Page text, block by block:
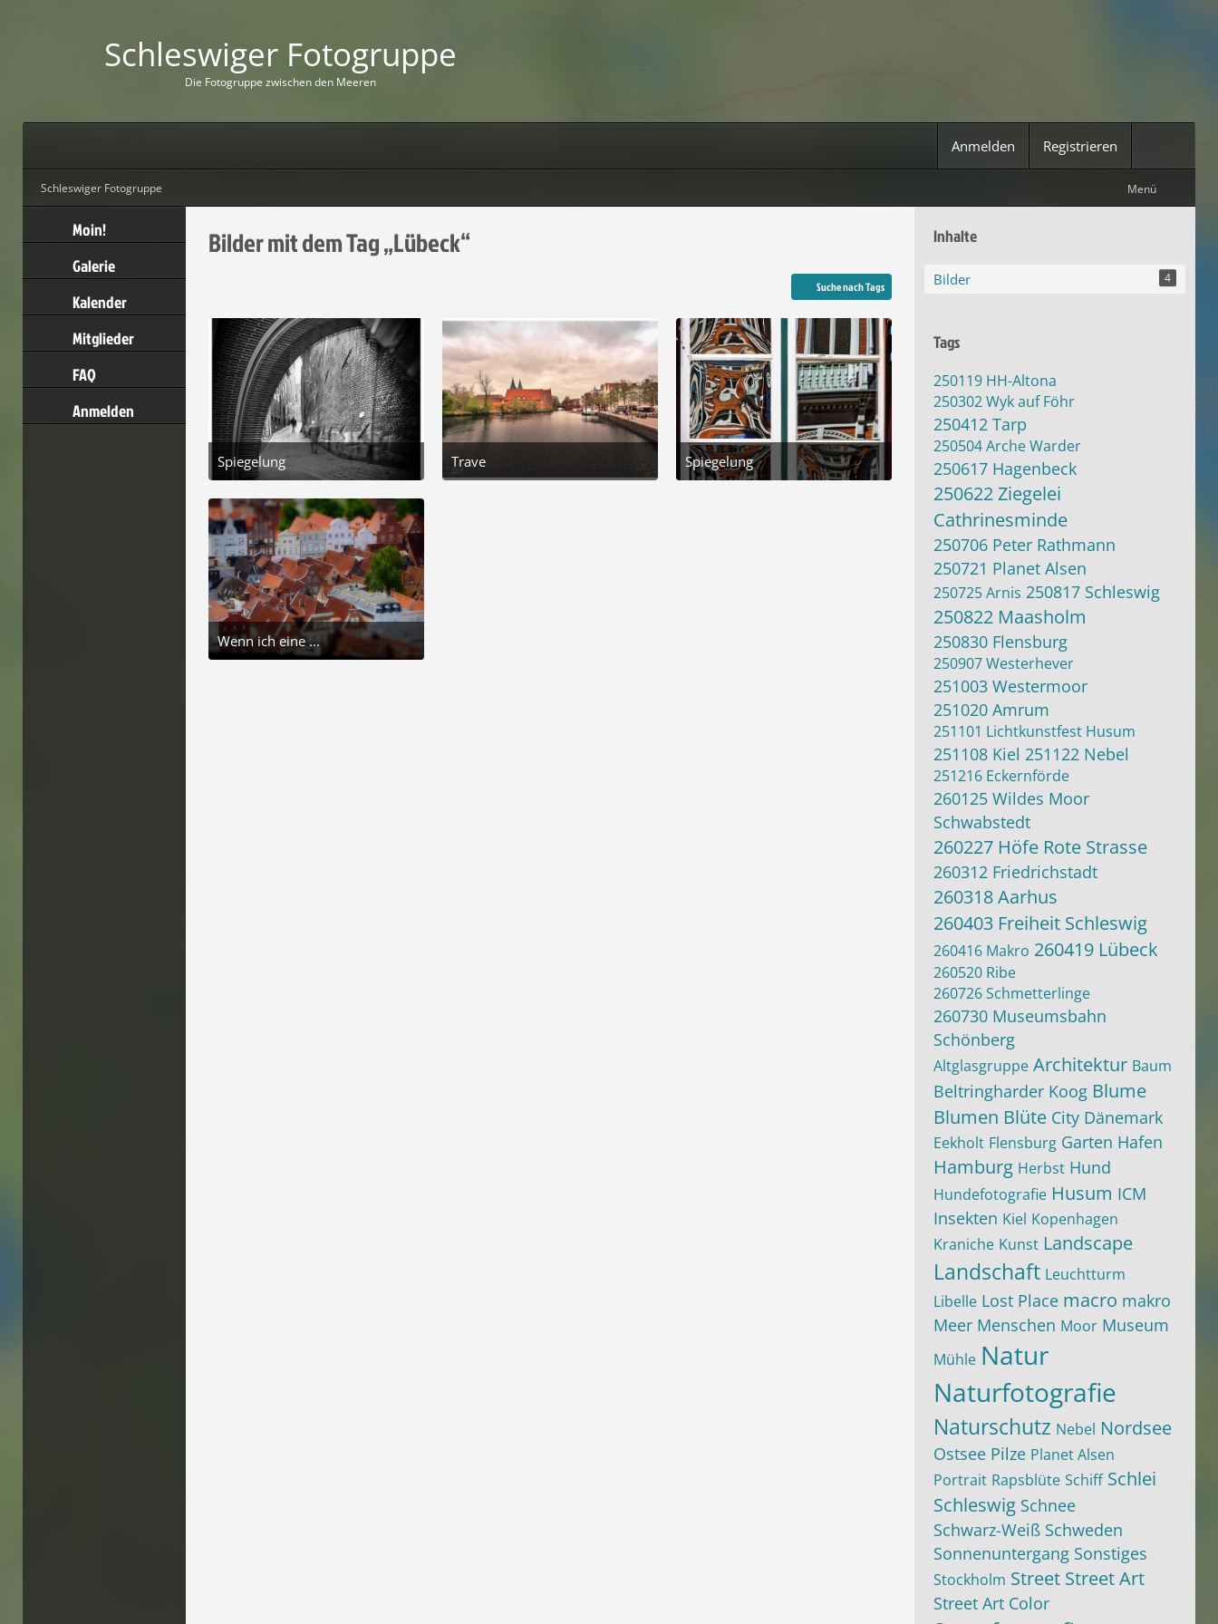
Schleswiger Fotogruppe
Die Fotogruppe zwischenden Meeren
Anmelden Registrieren
Schleswiger Fotogruppe Menü
Moin!
Galerie
Kalender
Mitglieder
FAQ
Anmelden
Bilder mit dem Tag „Lübeck“
Suche nach Tags
Spiegelung
20. April 2026 um 14:35
5
Trave
20. April 2026 um 13:18
Spiegelung
Wenn ich eine ...
Inhalte
Bilder 4
Tags
250119 HH-Altona
250302 Wyk auf Föhr
250412 Tarp
250504 Arche Warder
250617 Hagenbeck
250622 Ziegelei
Cathrinesminde
250706 Peter Rathmann
250721 Planet Alsen
250725 Arnis 250817 Schleswig
250822 Maasholm
250830 Flensburg
250907 Westerhever
251003 Westermoor
251020 Amrum
251101 Lichtkunstfest Husum
251108 Kiel 251122 Nebel
251216 Eckernförde
260125 Wildes Moor
Schwabstedt
260227 Höfe Rote Strasse
260312 Friedrichstadt
260318 Aarhus
260403 Freiheit Schleswig
260416 Makro 260419 Lübeck
260520 Ribe
260726 Schmetterlinge
260730 Museumsbahn
Schönberg
Altglasgruppe Architektur Baum
Beltringharder Koog Blume
Blumen Blüte City Dänemark
Eekholt Flensburg Garten Hafen
Hamburg Herbst Hund
Hundefotografie Husum ICM
Insekten Kiel Kopenhagen
Kraniche Kunst Landscape
Landschaft Leuchtturm
Libelle Lost Place macro makro
Meer Menschen Moor Museum
Mühle Natur
Naturfotografie
Naturschutz Nebel Nordsee
Ostsee Pilze Planet Alsen
Portrait Rapsblüte Schiff Schlei
Schleswig Schnee
Schwarz-Weiß Schweden
Sonnenuntergang Sonstiges
Stockholm Street Street Art
Street Art Color